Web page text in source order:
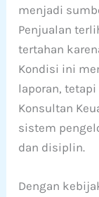
menjadi
Penjualan
tertahan
Kondisi ini
laporan,
Konsultan
sistem
dan disiplin.
Dengan